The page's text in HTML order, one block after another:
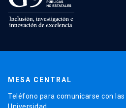
MESA CENTRAL
Teléfono para comunicarse con